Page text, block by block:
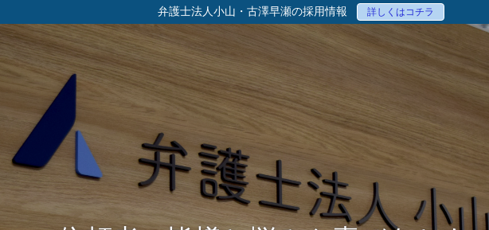
弁護士法人小山・古澤早瀬の採用情報 詳しくはコチラ